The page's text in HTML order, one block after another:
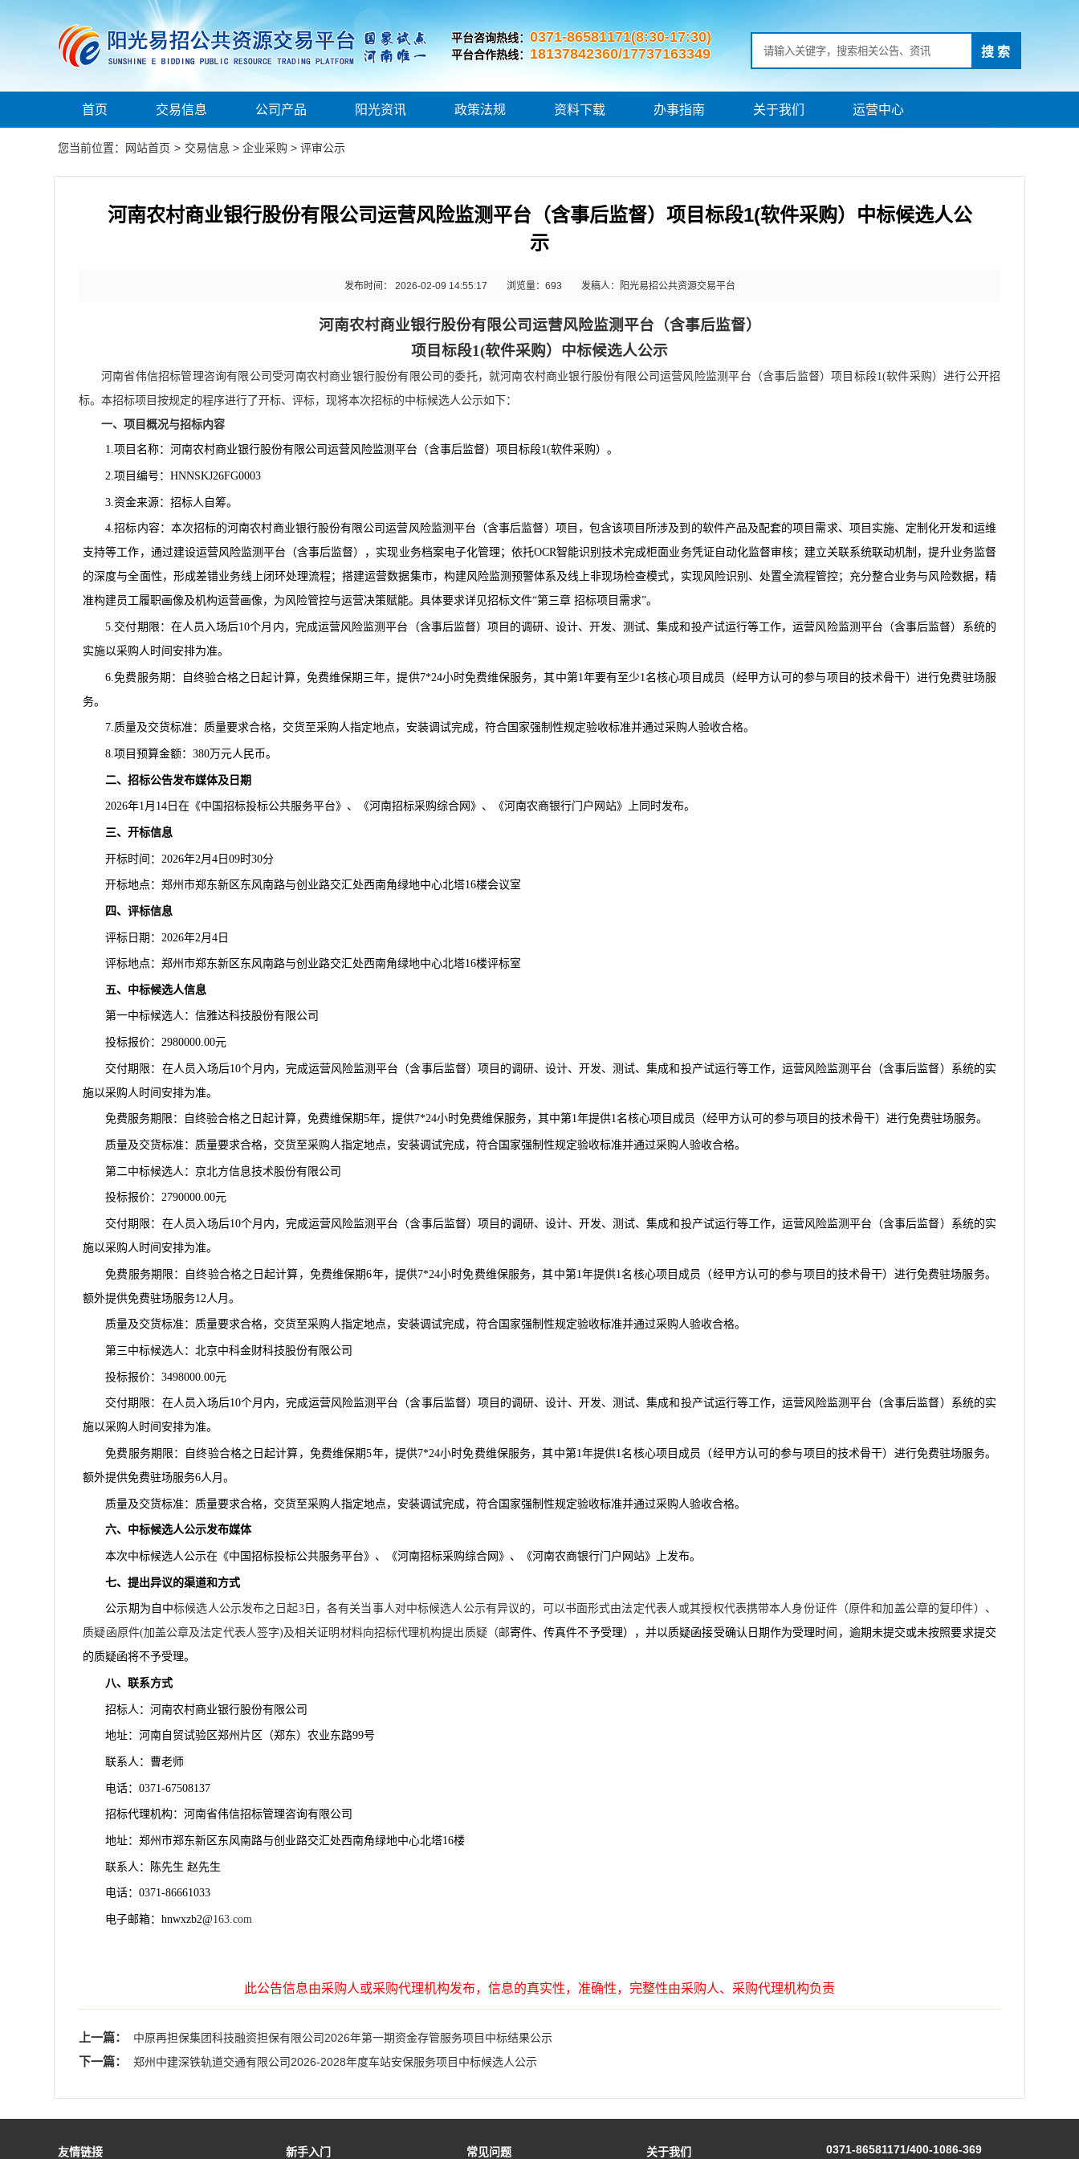
平台咨询热线：0371-86581171(8:30-17:30)
平台合作热线： 18137842360/17737163349 搜 索
首页 交易信息 公司产品 阳光资讯 政策法规 资料下载 办事指南 关于我们 运营中心
您当前位置： 网站首页 > 交易信息 > 企业采购 > 评审公示
河南农村商业银行股份有限公司运营风险监测平台（含事后监督）项目标段1(软件采购）中标候选人公
示
发布时间： 2026-02-09 14:55:17 浏览量： 693 发稿人：阳光易招公共资源交易平台
河南农村商业银行股份有限公司运营风险监测平台（含事后监督）
项目标段1(软件采购）中标候选人公示
河南省伟信招标管理咨询有限公司受河南农村商业银行股份有限公司 的委托， 就河南农村商业银行股份有限公司运营风险监测平台（含事后监督）项目标段1(软件采购）进行公开招
标。本招标项目按规定的程序进行了开标、评标，现将本次招标的中标候选人公示如下：
一、项目概况与招标内容
1.项目名称：河南农村商业银行股份有限公司运营风险监测平台（含事后监督）项目标段1(软件采购）。
2.项目编号：HNNSKJ26FG0003
3.资金来源：招标人自筹。
4.招标内容：本次招标的河南农村商业银行股份有限公司运营风险监测平台（含事后监督）项目，包含该项目所涉及到的软件产品及配套的项目需求、项目实施、定制化开发和运维
支持等工作，通过建设运营风险监测平台（含事后监督），实现业务档案电子化管理；依托OCR智能识别技术完成柜面业务凭证自动化监督审核；建立关联系统联动机制，提升业务监督
的深度与全面性，形成差错业务线上闭环处理流程；搭建运营数据集市，构建风险监测预警体系及线上非现场检查模式，实现风险识别、处置全流程管控；充分整合业务与风险数据，精
准构建员工履职画像及机构运营画像，为风险管控与运营决策赋能。具体要求详见招标文件“第三章 招标项目需求”。
5.交付期限：在人员入场后10个月内，完成运营风险监测平台（含事后监督）项目的调研、设计、开发、测试、集成和投产试运行等工作，运营风险监测平台（含事后监督）系统的
实施以采购人时间安排为准。
6.免费服务期：自终验合格之日起计算，免费维保期三年，提供7*24小时免费维保服务，其中第1年要有至少1名核心项目成员（经甲方认可的参与项目的技术骨干）进行免费驻场服
务。
7.质量及交货标准：质量要求合格，交货至采购人指定地点，安装调试完成，符合国家强制性规定验收标准并通过采购人验收合格。
8.项目预算金额：380万元人民币。
二、招标公告发布媒体及日期
2026年1月14日在《中国招标投标公共服务平台》、《河南招标采购综合网》、《河南农商银行门户网站》上同时发布。
三、开标信息
开标时间： 2026年2月4日09时30分
开标地点：郑州市郑东新区东风南路与创业路交汇处西南角绿地中心北塔16楼会议室
四、评标信息
评标日期： 2026年2月4日
评标地点：郑州市郑东新区东风南路与创业路交汇处西南角绿地中心北塔16楼评标室
五、中标候选人信息
第一中标候选人：信雅达科技股份有限公司
投标报价：2980000.00元
交付期限：在人员入场后10个月内，完成运营风险监测平台（含事后监督）项目的调研、设计、开发、测试、集成和投产试运行等工作，运营风险监测平台（含事后监督）系统的实
施以采购人时间安排为准。
免费服务期限：自终验合格之日起计算，免费维保期5年，提供7*24小时免费维保服务，其中第1年提供1名核心项目成员（经甲方认可的参与项目的技术骨干）进行免费驻场服务。
质量及交货标准：质量要求合格，交货至采购人指定地点，安装调试完成，符合国家强制性规定验收标准并通过采购人验收合格。
第二中标候选人： 京北方信息技术股份有限公司
投标报价：2790000.00元
交付期限：在人员入场后10个月内，完成运营风险监测平台（含事后监督）项目的调研、设计、开发、测试、集成和投产试运行等工作，运营风险监测平台（含事后监督）系统的实
施以采购人时间安排为准。
免费服务期限：自终验合格之日起计算，免费维保期6年，提供7*24小时免费维保服务，其中第1年提供1名核心项目成员（经甲方认可的参与项目的技术骨干）进行免费驻场服务。
额外提供免费驻场服务12人月。
质量及交货标准：质量要求合格，交货至采购人指定地点，安装调试完成，符合国家强制性规定验收标准并通过采购人验收合格。
第三中标候选人：北京中科金财科技股份有限公司
投标报价：3498000.00元
交付期限：在人员入场后10个月内，完成运营风险监测平台（含事后监督）项目的调研、设计、开发、测试、集成和投产试运行等工作，运营风险监测平台（含事后监督）系统的实
施以采购人时间安排为准。
免费服务期限：自终验合格之日起计算，免费维保期5年，提供7*24小时免费维保服务，其中第1年提供1名核心项目成员（经甲方认可的参与项目的技术骨干）进行免费驻场服务。
额外提供免费驻场服务6人月。
质量及交货标准：质量要求合格，交货至采购人指定地点，安装调试完成，符合国家强制性规定验收标准并通过采购人验收合格。
六、中标候选人公示发布媒体
本次中标候选人公示在《中国招标投标公共服务平台》、《河南招标采购综合网》、《河南农商银行门户网站》上发布。
七、提出异议的渠道和方式
公示期为自中标候选人公示发布之日起3日 ，各有关当事人对中标候选人公示有异议的，可以书面形式由法定代表人或其授权代表携带本人身份证件（原件和加盖公章的复印件）、
质疑函原件(加盖公章及法定代表人签字)及相关证明材料向招标代理机构提出质疑（邮寄件、传真件不予受理），并以质疑函接受确认日期作为受理时间，逾期未提交或未按照要求提交
的质疑函将不予受理。
八、联系方式
招标人：河南农村商业银行股份有限公司
地址：河南自贸试验区郑州片区（郑东）农业东路99号
联系人：曹老师
电话：0371-67508137
招标代理机构：河南省伟信招标管理咨询有限公司
地址：郑州市郑东新区东风南路与创业路交汇处西南角绿地中心北塔16楼
联系人：陈先生 赵先生
电话：0371-86661033
电子邮箱：hnwxzb2@163.com
此公告信息由采购人或采购代理机构发布，信息的真实性，准确性，完整性由采购人、采购代理机构负责
上一篇： 中原再担保集团科技融资担保有限公司2026年第一期资金存管服务项目中标结果公示
下一篇： 郑州中建深铁轨道交通有限公司2026-2028年度车站安保服务项目中标候选人公示
友情链接 新手入门 常见问题 关于我们 0371-86581171/400-1086-369